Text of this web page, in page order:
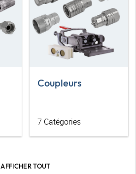
Coupleurs
7 Catégories
AFFICHER TOUT